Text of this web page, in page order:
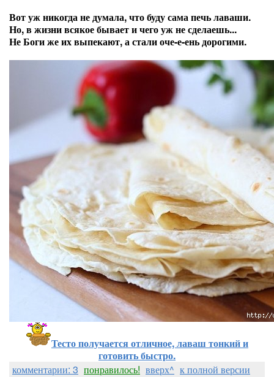
Вот уж никогда не думала, что буду сама печь лаваши.
Но, в жизни всякое бывает и чего уж не сделаешь...
Не Боги же их выпекают, а стали оче-е-ень дорогими.
Тесто получается отличное, лаваш тонкий и
готовить быстро.
комментарии: 3 понравилось! вверх^ к полной версии